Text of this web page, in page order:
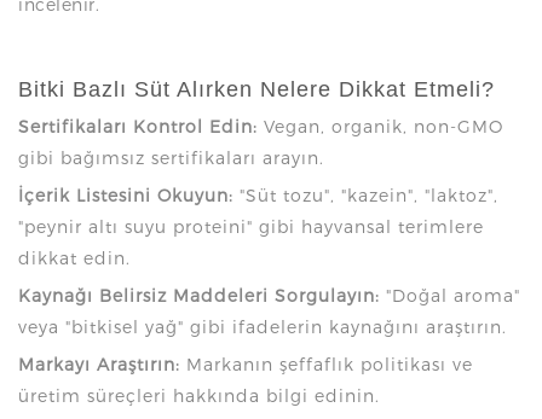
Bitki Bazlı Süt Alırken Nelere Dikkat Etmeli?
Sertifikaları Kontrol Edin: Vegan, organik, non-GMO
gibi bağımsız sertifikaları arayın.
İçerik Listesini Okuyun: "Süt tozu", "kazein", "laktoz",
"peynir altı suyu proteini" gibi hayvansal terimlere
dikkat edin.
Kaynağı Belirsiz Maddeleri Sorgulayın: "Doğal aroma"
veya "bitkisel yağ" gibi ifadelerin kaynağını araştırın.
Markayı Araştırın: Markanın şeffaflık politikası ve
üretim süreçleri hakkında bilgi edinin.